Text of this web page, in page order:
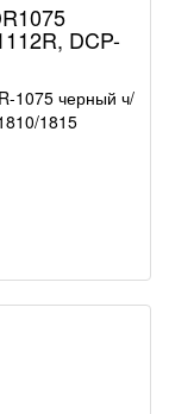
DCP-
1075 черный ч/
1815